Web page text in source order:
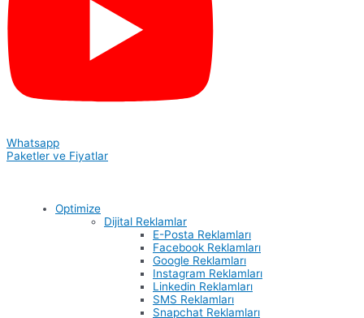
Whatsapp
Paketler ve Fiyatlar
Optimize
Dijital Reklamlar
E-Posta Reklamları
Facebook Reklamları
Google Reklamları
Instagram Reklamları
Linkedin Reklamları
SMS Reklamları
Snapchat Reklamları